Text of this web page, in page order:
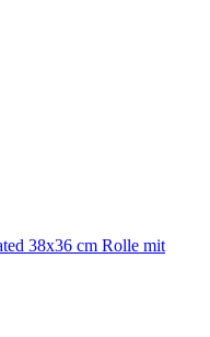
38x36 cm Rolle mit